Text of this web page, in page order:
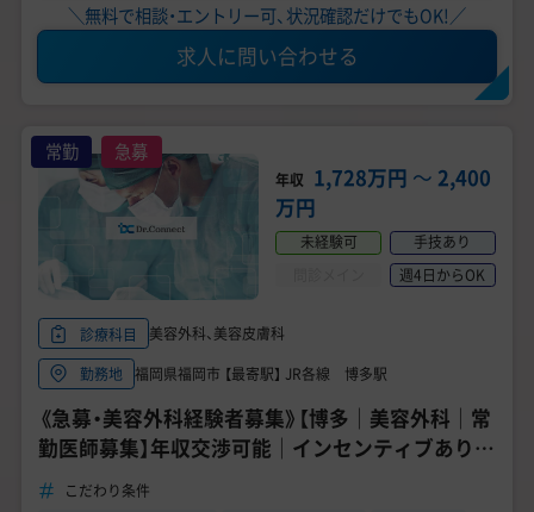
＼無料で相談・エントリー可、状況確認だけでもOK!／
求人に問い合わせる
常勤 急募
年収 1,728万円 〜 2,400
万円
未経験可
手技あり
週4日からOK
診療科目
美容外科、美容皮膚科
勤務地 福岡県福岡市 【最寄駅】 JR各線 博多駅
《急募・美容外科経験者募集》【博多｜美容外科｜常
勤医師募集】年収交渉可能｜インセンティブあり｜
未経験者も相談可能◎
こだわり条件